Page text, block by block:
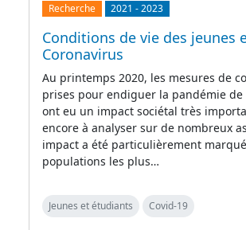
Recherche 2021 -2023
Conditions de vie des jeunes
Coronavirus
Au printemps 2020, les mesures de
prises pour endiguer la pandémie de
ont eu un impact sociétal très
encore à analyser sur de nombreux
impact a été particulièrement
populations les plus…
Jeunes et étudiants Covid-19